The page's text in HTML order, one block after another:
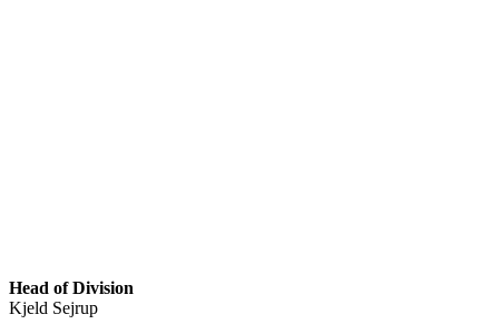
Head of Division
Kjeld Sejrup